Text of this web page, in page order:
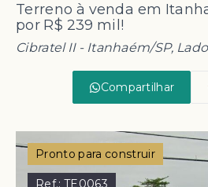
Terreno à venda em
por R$ 239 mil!
Cibratel II - Itanhaém/SP,
Compartilhar
Pronto para construir
Ref.:TE0063